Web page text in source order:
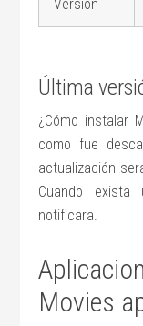
Versión
Última
¿Cómo instalar
como fue
actualización
Cuando
notificara.
Movies